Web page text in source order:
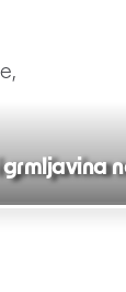
grmljavina